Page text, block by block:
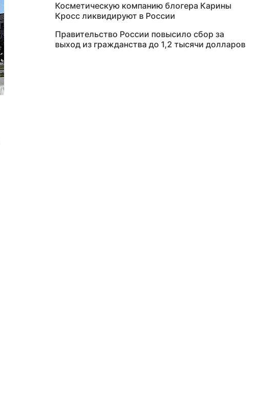
Косметическую компанию блогера Карины
Кросс ликвидируют в России
Правительство России повысило сбор за
выход из гражданства до 1,2 тысячи долларов